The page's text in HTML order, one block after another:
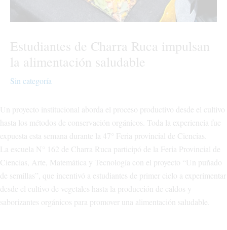
Estudiantes de Charra Ruca impulsan
la alimentación saludable
Sin categoría
Un proyecto institucional aborda el proceso productivo desde el cultivo
hasta los métodos de conservación orgánicos. Toda la experiencia fue
expuesta esta semana durante la 47° Feria provincial de Ciencias.
La escuela N° 162 de Charra Ruca participó de la Feria Provincial de
Ciencias, Arte, Matemática y Tecnología con el proyecto “Un puñado
de semillas”, que incentivó a estudiantes de primer ciclo a experimentar
desde el cultivo de vegetales hasta la producción de caldos y
saborizantes orgánicos para promover una alimentación saludable.